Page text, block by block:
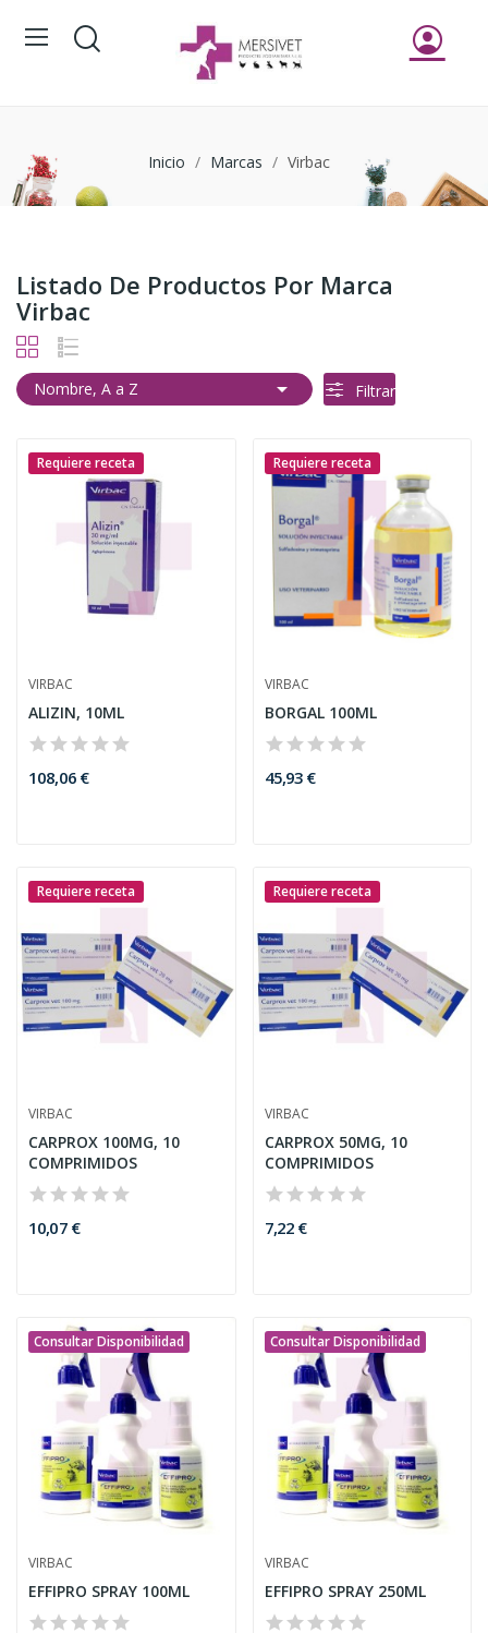
Inicio Marcas Virbac
Listado De Productos Por Marca
Virbac
Nombre, A a Z  Filtrar
Requiere receta
VIRBAC
ALIZIN, 10ML
108,06 €
Requiere receta
VIRBAC
BORGAL 100ML
45,93 €
Requiere receta
VIRBAC
CARPROX 100MG, 10
COMPRIMIDOS
10,07 €
Requiere receta
VIRBAC
CARPROX 50MG, 10
COMPRIMIDOS
7,22 €
Consultar Disponibilidad
VIRBAC
EFFIPRO SPRAY 100ML
Consultar Disponibilidad
VIRBAC
EFFIPRO SPRAY 250ML